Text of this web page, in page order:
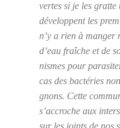
vertes si je les gratte
déve­loppent les
n’y a rien à man­ger
d’eau fraîche et de
nismes pour
cas des bac­té­ries
gnons. Cette
s’ac­croche aux